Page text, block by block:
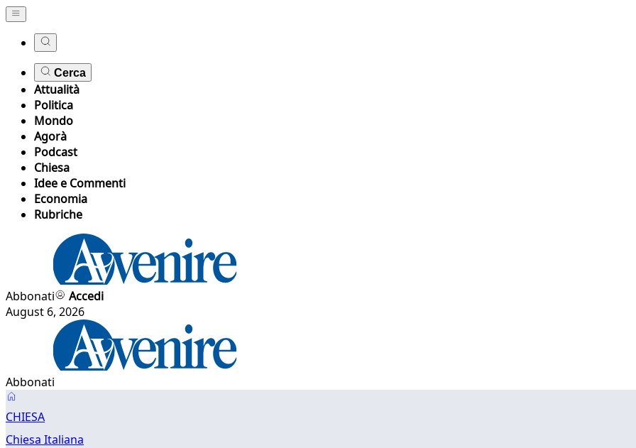
Cerca
Attualità
Politica
Mondo
Agorà
Podcast
Chiesa
Idee e Commenti
Economia
Rubriche
Abbonati
Accedi
August 6, 2026
Abbonati
CHIESA
Chiesa Italiana